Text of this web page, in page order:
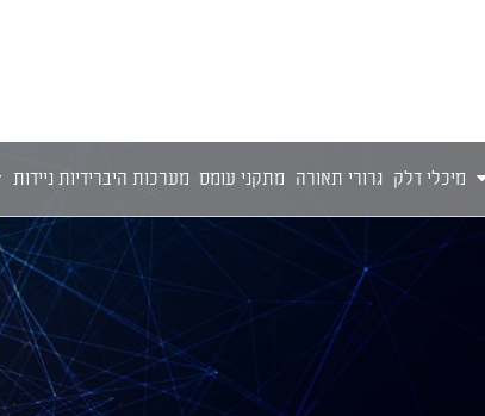
מיכלי דלק גרורי תאורה מתקני עומס מערכות היברידיות ניידות